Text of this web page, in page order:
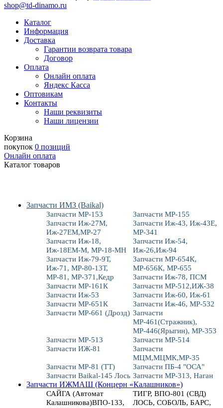
shop@td-dinamo.ru
Каталог
Информация
Доставка
Гарантии возврата товара
Договор
Оплата
Онлайн оплата
Яндекс Касса
Оптовикам
Контакты
Наши реквизиты
Наши лицензии
Корзина
покупок 0 позиций
Онлайн оплата
Каталог товаров
Запчасти ИМЗ (Baikal)
Запчасти МР-153
Запчасти МР-155
Запчасти Иж-27М,
Иж-27ЕМ,МР-27
Запчасти Иж-43, Иж-43Е,
МР-341
Запчасти Иж-18,
Иж-18ЕМ-М, МР-18-МН
Запчасти Иж-54,
Иж-26,Иж-94
Запчасти Иж-79-9Т,
Иж-71, МР-80-13Т,
МР-81, МР-371,Кедр
Запчасти МР-654К,
МР-656К, МР-655
Запчасти Иж-78, ПСМ
Запчасти МР-161К
Запчасти МР-512,ИЖ-38
Запчасти Иж-53
Запчасти Иж-60, Иж-61
Запчасти МР-651К
Запчасти Иж-46, МР-532
Запчасти МР-661 (Дрозд) Запчасти
МР-461(Стражник),
МР-446(Ярыгин), МР-353
Запчасти МР-513
Запчасти МР-514
Запчасти ИЖ-81
Запчасти
МЦМ,МЦМК,МР-35
Запчасти МР-81 (ТТ)
Запчасти ПБ-4 "ОСА"
Запчасти Baikal-145 Лось Запчасти МР-313, Наган
Запчасти ИЖМАШ (Концерн «Калашников»)
САЙГА (Автомат
Калашникова)ВПО-133,
ТИГР, ВПО-801 (СВД)
ЛОСЬ, СОБОЛЬ, БАРС,